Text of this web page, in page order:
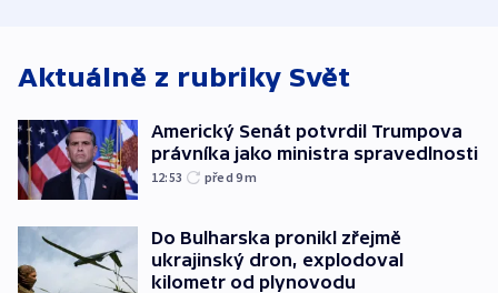
Aktuálně z rubriky Svět
Americký Senát potvrdil Trumpova
právníka jako ministra spravedlnosti
12:53 před 9m
Do Bulharska pronikl zřejmě
ukrajinský dron, explodoval
kilometr od plynovodu